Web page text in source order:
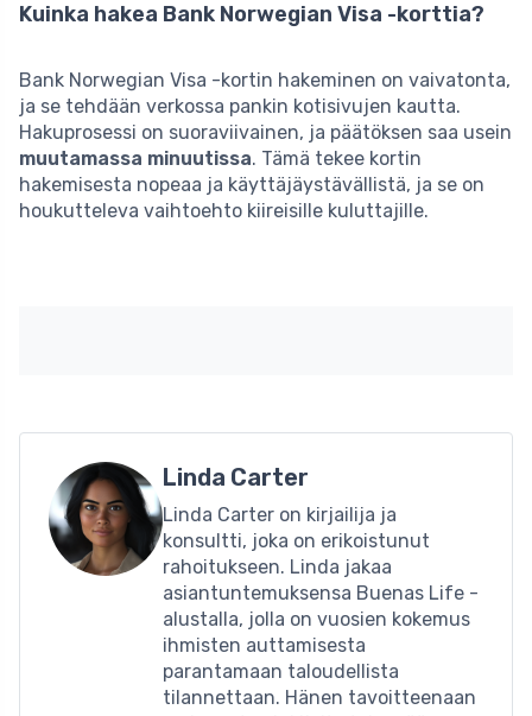
Kuinka hakea Bank Norwegian Visa -korttia?
Bank Norwegian Visa -kortin hakeminen on vaivatonta,
ja se tehdään verkossa pankin kotisivujen kautta.
Hakuprosessi on suoraviivainen, ja päätöksen saa usein
muutamassa minuutissa. Tämä tekee kortin
hakemisesta nopeaa ja käyttäjäystävällistä, ja se on
houkutteleva vaihtoehto kiireisille kuluttajille.
Linda Carter
Linda Carter on kirjailija ja
konsultti, joka on erikoistunut
rahoitukseen. Linda jakaa
asiantuntemuksensa Buenas Life -
alustalla, jolla on vuosien kokemus
ihmisten auttamisesta
parantamaan taloudellista
tilannettaan. Hänen tavoitteenaan